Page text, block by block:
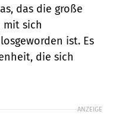
das die große
mit sich
ist. Es
die sich
ANZEIGE